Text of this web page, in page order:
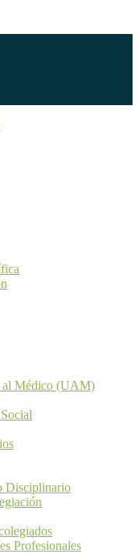
al Médico (UAM)
Disciplinario
Profesionales